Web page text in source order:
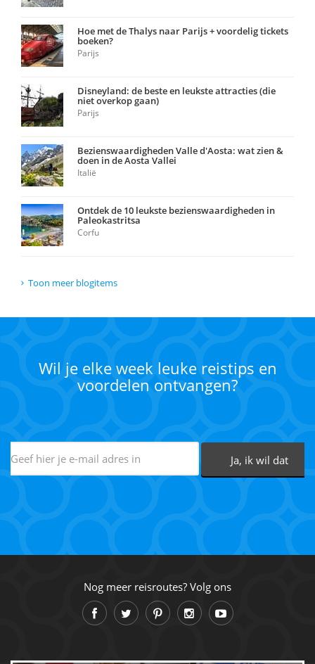
Hoe met de Thalys naar Parijs + voordelig tickets
boeken?
Parijs
Disneyland: de beste en leukste attracties (die
niet overkop gaan)
Parijs
Bezienswaardigheden Valle d'Aosta: wat zien &
doen in de Aosta Vallei
Italië
Ontdek de 10 leukste bezienswaardigheden in
Paleokastritsa
Corfu
Toon meer blogitems
Wil je elke week leuke reistips en
voordelen ontvangen?
Nog meer reisroutes? Volg ons